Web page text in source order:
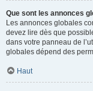
Que sont les annonces
Les annonces globales
devez lire dès que
dans votre panneau de
globales dépend des
Haut